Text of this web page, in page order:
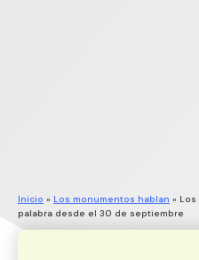
Inicio » Los monumentos hablan »
palabra desde el 30 de septiembre